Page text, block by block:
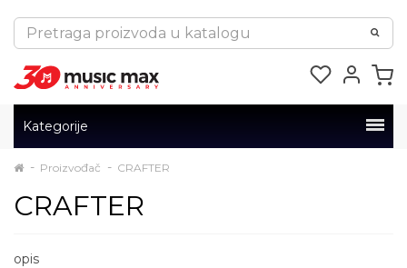
Kategorije
Proizvođač CRAFTER
CRAFTER
opis